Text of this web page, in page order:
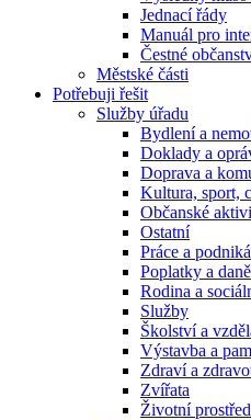
Jednací řády
Manuál pro
Čestné
Městské části
Potřebuji řešit
Služby úřadu
Bydlení a
Doklady a
Doprava a
Kultura, sport,
Občanské
Ostatní
Práce a
Poplatky a daně
Rodina a
Služby
Školství a
Výstavba a
Zdraví a
Zvířata
Životní